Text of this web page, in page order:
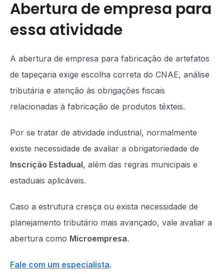
Abertura de empresa para
essa atividade
A abertura de empresa para fabricação de artefatos
de tapeçaria exige escolha correta do CNAE, análise
tributária e atenção às obrigações fiscais
relacionadas à fabricação de produtos têxteis.
Por se tratar de atividade industrial, normalmente
existe necessidade de avaliar a obrigatoriedade de
Inscrição Estadual, além das regras municipais e
estaduais aplicáveis.
Caso a estrutura cresça ou exista necessidade de
planejamento tributário mais avançado, vale avaliar a
abertura como Microempresa.
Fale com um especialista.